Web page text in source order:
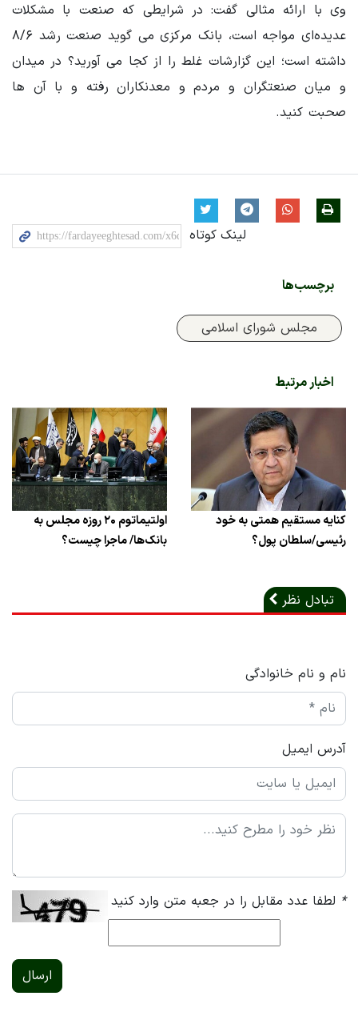
وی با ارائه مثالی گفت: در شرایطی که صنعت با مشکلات
عدیده‌ای مواجه است، بانک مرکزی می گوید صنعت رشد ۸/۶
داشته است؛ این گزارشات غلط را از کجا می آورید؟ در میدان
و میان صنعتگران و مردم و معدنکاران رفته ‌و با آن ها
صحبت کنید.
لینک کوتاه
برچسب‌ها
مجلس شورای اسلامی
اخبار مرتبط
کنایه مستقیم همتی به خود
رئیسی/سلطان پول؟
اولتیماتوم ۲۰ روزه مجلس به
بانک‌ها/ ماجرا چیست؟
تبادل نظر
نام و نام خانوادگی
آدرس ایمیل
* لطفا عدد مقابل را در جعبه متن وارد کنید
ارسال